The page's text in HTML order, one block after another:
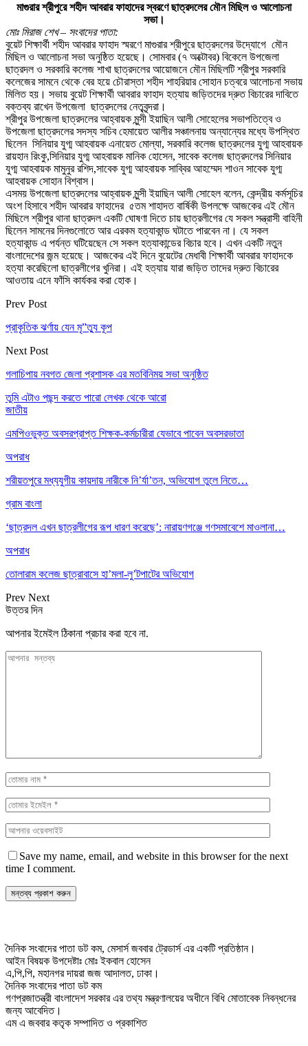
মাগুরার শ্রীপুরে শহীদ আবরার ফাহাদের স্বরণে ছাত্রদলের মৌন মিছিল ও আলোচনা
সভা।
মোঃ মিরাজ শেখ – সংবাদের পাতা:
বুয়েট শিক্ষার্থী শহীদ আবরার ফাহাদ স্মরণে মাগুরার শ্রীপুরে ছাত্রদলের উদ্যোগে মৌন
মিছিল ও আলোচনা সভা অনুষ্ঠিত হয়েছে। সোমবার (৭ অক্টোবর) বিকেলে উপজেলা
ছাত্রদল ও সরকারি কলেজ শাখা ছাত্রদলের আয়োজনে মৌন মিছিলটি শ্রীপুর সরকারি
কলেজের সামনে থেকে বের হয়ে চৌরাস্তা শহীদ শাহরিয়ার সোহান চত্বরে আলোচনা সভায়
মিলিত হয়। সভায় বুয়েট শিক্ষার্থী আবরার ফাহাদ হত্যায় জড়িতদের দ্রুত বিচারের দাবিতে
বক্তব্য রাখেন উপজেলা ছাত্রদলের নেতৃবৃন্দরা।
শ্রীপুর উপজেলা ছাত্রদলের আহ্বায়ক মুন্সী ইয়াছিন আলী সোহেলের সভাপতিত্বে ও
উপজেলা ছাত্রদলের সদস্য সচিব হেমায়েত আলীর সঞ্চালনায় অন্যান্যের মধ্যে উপস্থিত
ছিলেন সিনিয়ার যুগ্ম আহবায়ক এনায়েত মোল্যা, সরকারি কলেজ ছাত্রদলের যুগ্ম আহবায়ক
রায়হান রিংকু,সিনিয়ার যুগ্ম আহবায়ক মানিক হোসেন, সাবেক কলেজ ছাত্রদলের সিনিয়ার
যুগ্ম আহবায়ক মামুনুর রশিদ,সাবেক যুগ্ম আহবায়ক সাব্বির আহম্মেদ শাওন সাবেক যুগ্ম
আহবায়ক সোহান বিশ্বাস।
এসময় উপজেলা ছাত্রদলের আহ্বায়ক মুন্সী ইয়াছিন আলী সোহেল বলেন, কেন্দ্রীয় কর্মসূচির
অংশ হিসাবে শহীদ আবরার ফাহাদের ৫তম শাহাদত বার্ষিকী উপলক্ষে আজকের এই মৌন
মিছিলে শ্রীপুর থানা ছাত্রদল একটি ঘোষণা দিতে চায় ছাত্রলীগের যে সকল সন্ত্রাসী বাহিনী
ছিলেন সামনের দিনগুলোতে আর এরকম হত্যাকান্ড ঘটাতে পারবেন না। যে সকল
হত্যাকান্ড এ পর্যন্ত ঘটিয়েছেন সে সকল হত্যাকান্ডের বিচার হবে। এখন একটি নতুন
বাংলাদেশের জন্ম হয়েছে। আজকের এই দিনে বুয়েটের মেধাবী শিক্ষার্থী আবরার ফাহাদকে
হত্যা করেছিলো ছাত্রলীগের খুনিরা। এই হত্যায় যারা জড়িত তাদের দ্রুত বিচারের
আওতায় এনে ফাঁসি কার্যকর করা হোক।
Prev Post
প্রাকৃতিক ঝর্ণায় যেন মৃ”ত্যু কূপ
Next Post
গলাচিপায় নবগত জেলা প্রশাসক এর মতবিনিময় সভা অনুষ্ঠিত
তুমি এটাও পছন্দ করতে পারো লেখক থেকে আরো
জাতীয়
এমপিওভুক্ত অবসরপ্রাপ্ত শিক্ষক-কর্মচারীরা যেভাবে পাবেন অবসরভাতা
অপরাধ
শরীয়তপুরে মধ্যযুগীয় কায়দায় নারীকে নি’র্যা’তন, অভিযোগ তুলে নিতে…
গ্রাম বাংলা
‘ছাত্রদল এখন ছাত্রলীগের রূপ ধারণ করেছে’: নারায়ণগঞ্জে গণসমাবেশে মাওলানা…
অপরাধ
তোলারাম কলেজ ছাত্রাবাসে হা’মলা-লু’টপাটের অভিযোগ
Prev Next
উত্তর দিন
আপনার ইমেইল ঠিকানা প্রচার করা হবে না.
Save my name, email, and website in this browser for the next
time I comment.
দৈনিক সংবাদের পাতা ডট কম, মেসার্স জববার ট্রেডার্স এর একটি প্রতিষ্ঠান।
আইন বিষয়ক উপদেষ্টাঃ মোঃ ইকবাল হোসেন
এ,পি,পি, মহানগর দায়রা জজ আদালত, ঢাকা।
দৈনিক সংবাদের পাতা ডট কম
গণপ্রজাতন্ত্রী বাংলাদেশ সরকার এর তথ্য মন্ত্রণালয়ের অধীনে বিধি মোতাবেক নিবন্ধনের
জন্য আবেদিত।
এম এ জববার কতৃক সম্পাদিত ও প্রকাশিত